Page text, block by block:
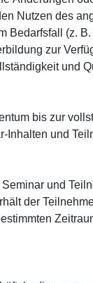
Nutzen des
(z.
zur
und
bis zur
und
und
der